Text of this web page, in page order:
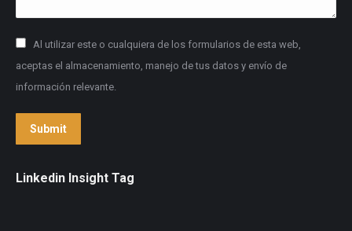
Al utilizar este o cualquiera de los formularios de esta web,
aceptas el almacenamiento, manejo de tus datos y envío de
información relevante.
Submit
Linkedin Insight Tag